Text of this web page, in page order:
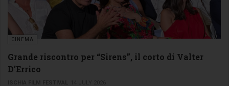
CINEMA
Grande riscontro per “Sirens”, il corto di Valter
D’Errico